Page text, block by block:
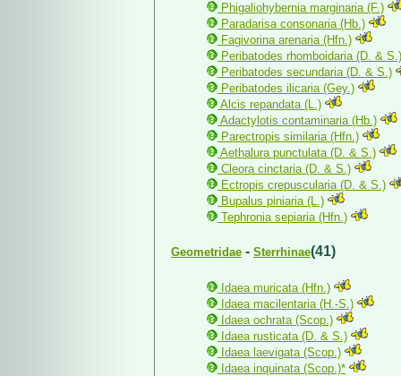
Phigaliohybernia marginaria (F.)
Paradarisa consonaria (Hb.)
Fagivorina arenaria (Hfn.)
Peribatodes rhomboidaria (D. & S.)
Peribatodes secundaria (D. & S.)
Peribatodes ilicaria (Gey.)
Alcis repandata (L.)
Adactylotis contaminaria (Hb.)
Parectropis similaria (Hfn.)
Aethalura punctulata (D. & S.)
Cleora cinctaria (D. & S.)
Ectropis crepuscularia (D. & S.)
Bupalus piniaria (L.)
Tephronia sepiaria (Hfn.)
Geometridae - Sterrhinae(41)
Idaea muricata (Hfn.)
Idaea macilentaria (H.-S.)
Idaea ochrata (Scop.)
Idaea rusticata (D. & S.)
Idaea laevigata (Scop.)
Idaea inquinata (Scop.)*